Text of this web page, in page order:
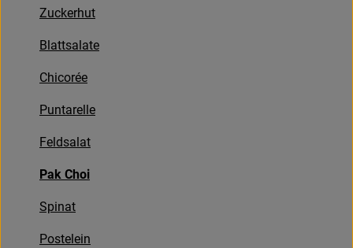
Drogerie & Diverses
Zuckerhut
Blattsalate
Chicorée
Puntarelle
Feldsalat
Pak Choi
Spinat
Postelein